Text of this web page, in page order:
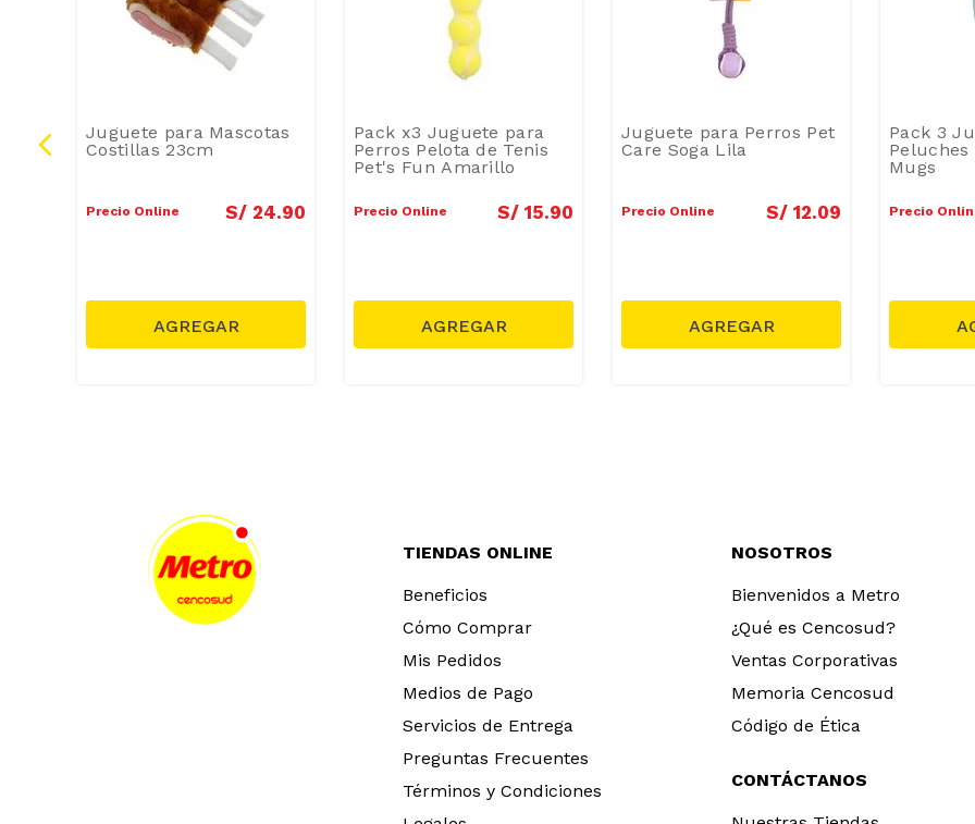
Juguete para Mascotas
Costillas 23cm
Precio Online S/ 24.90
Pack x3 Juguete para
Perros Pelota de Tenis
Pet's Fun Amarillo
Precio Online S/ 15.90
Juguete para Perros Pet
Care Soga Lila
Precio Online S/ 12.09
Pack 3
Peluches
Mugs
Precio
TIENDAS ONLINE
Beneficios
Cómo Comprar
Mis Pedidos
Medios de Pago
Servicios de Entrega
Preguntas Frecuentes
Términos y Condiciones
NOSOTROS
Bienvenidos a Metro
¿Qué es Cencosud?
Ventas Corporativas
Memoria Cencosud
Código de Ética
CONTÁCTANOS